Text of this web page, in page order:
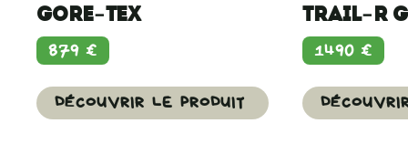
Gore-Tex
879 €
DÉCOUVRIR LE PRODUIT
Trail-R
1490 €